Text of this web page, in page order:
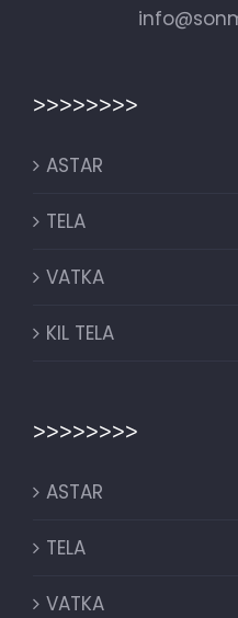
>>>>>>>>
ASTAR
TELA
VATKA
KIL TELA
>>>>>>>>
ASTAR
TELA
VATKA